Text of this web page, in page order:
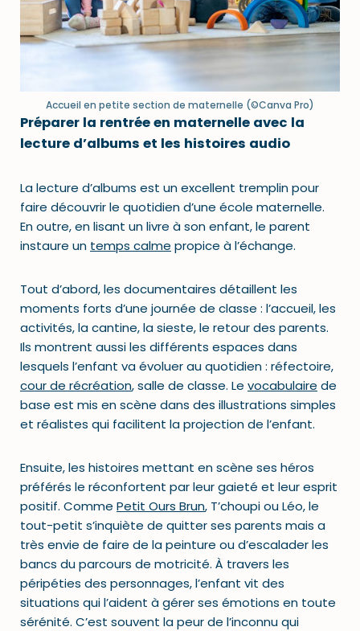
Accueil en petite section de maternelle (©Canva Pro)
Préparer la rentrée en maternelle avec la
lecture d’albums et les histoires audio
La lecture d’albums est un excellent tremplin pour
faire découvrir le quotidien d’une école maternelle.
En outre, en lisant un livre à son enfant, le parent
instaure un temps calme propice à l’échange.
Tout d’abord, les documentaires détaillent les
moments forts d’une journée de classe : l’accueil, les
activités, la cantine, la sieste, le retour des parents.
Ils montrent aussi les différents espaces dans
lesquels l’enfant va évoluer au quotidien : réfectoire,
cour de récréation, salle de classe. Le vocabulaire de
base est mis en scène dans des illustrations simples
et réalistes qui facilitent la projection de l’enfant.
Ensuite, les histoires mettant en scène ses héros
préférés le réconfortent par leur gaieté et leur esprit
positif. Comme Petit Ours Brun, T’choupi ou Léo, le
tout-petit s’inquiète de quitter ses parents mais a
très envie de faire de la peinture ou d’escalader les
bancs du parcours de motricité. À travers les
péripéties des personnages, l’enfant vit des
situations qui l’aident à gérer ses émotions en toute
sérénité. C’est souvent la peur de l’inconnu qui